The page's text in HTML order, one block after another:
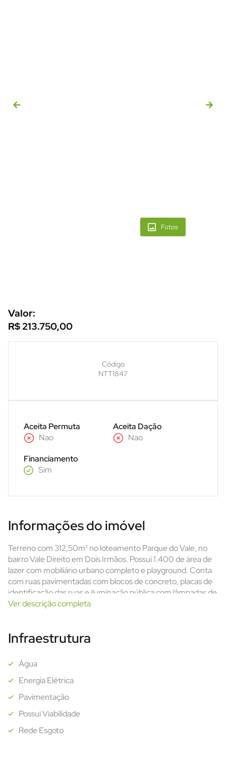
Fotos
Valor:
R$ 213.750,00
Código
NTT1847
Aceita Permuta
Nao
Aceita Dação
Nao
Financiamento
Sim
Informações do imóvel
Terreno com 312,50m² no loteamento Parque do Vale, no
bairro Vale Direito em Dois Irmãos. Possui 1.400 de área de
lazer com mobiliário urbano completo e playground. Conta
com ruas pavimentadas com blocos de concreto, placas de
identificação das ruas e iluminação pública com lâmpadas de
LED.
Agende já sua visita.
Ver descrição completa
Infraestrutura
Água
Energia Elétrica
Pavimentação
Possui Viabilidade
Rede Esgoto